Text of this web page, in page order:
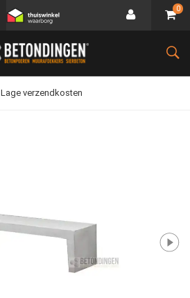
0
Lage verzendkosten